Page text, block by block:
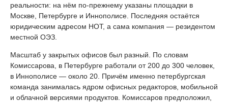
реальности: на нём по-прежнему указаны площадки в
Москве, Петербурге и Иннополисе. Последняя остаётся
юридическим адресом НОТ, а сама компания — резидентом
местной ОЭЗ.
Масштаб у закрытых офисов был разный. По словам
Комиссарова, в Петербурге работали от 200 до 300 человек,
в Иннополисе — около 20. Причём именно петербургская
команда занималась ядром офисных редакторов, мобильной
и облачной версиями продуктов. Комиссаров предположил,